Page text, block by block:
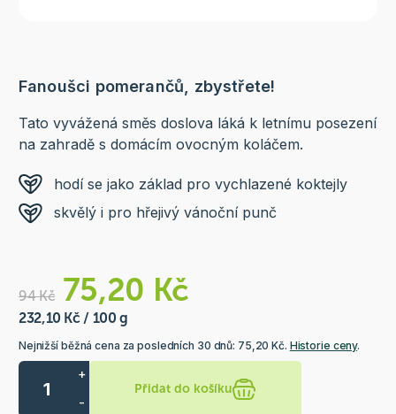
Fanoušci pomerančů, zbystřete!
Tato vyvážená směs doslova láká k letnímu posezení
na zahradě s domácím ovocným koláčem.
hodí se jako základ pro vychlazené koktejly
skvělý i pro hřejivý vánoční punč
94 Kč 75,20 Kč
232,10 Kč / 100 g
Nejnižší běžná cena za posledních 30 dnů: 75,20 Kč. Historie ceny.
+
-
Přidat do košíku